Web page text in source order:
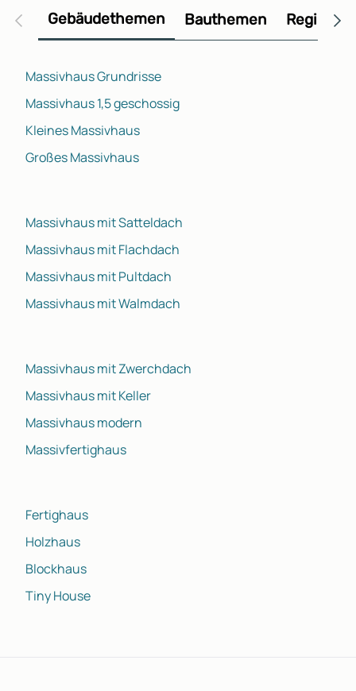
Gebäudethemen Bauthemen
Massivhaus Grundrisse
Massivhaus 1,5 geschossig
Kleines Massivhaus
Großes Massivhaus
Massivhaus mit Satteldach
Massivhaus mit Flachdach
Massivhaus mit Pultdach
Massivhaus mit Walmdach
Massivhaus mit Zwerchdach
Massivhaus mit Keller
Massivhaus modern
Massivfertighaus
Fertighaus
Holzhaus
Blockhaus
Tiny House